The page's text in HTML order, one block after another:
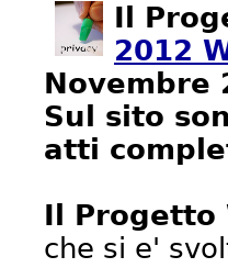
Il
2012
Novembre
Sul sito
atti
Il Progetto
che si e'